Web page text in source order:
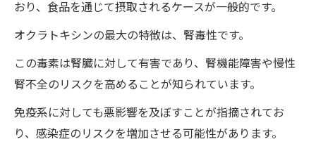
おり、食品を通じて摂取されるケースが一般的です。
オクラトキシンの最大の特徴は、腎毒性です。
この毒素は腎臓に対して有害であり、腎機能障害や慢性
腎不全のリスクを高めることが知られています。
免疫系に対しても悪影響を及ぼすことが指摘されてお
り、感染症のリスクを増加させる可能性があります。